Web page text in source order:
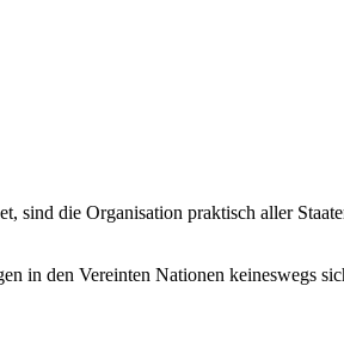
sind die Organisation praktisch aller
in den Vereinten Nationen keineswegs